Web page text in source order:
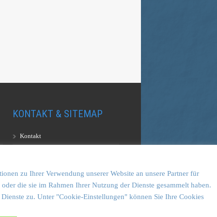
KONTAKT & SITEMAP
Kontakt
Vulkankultour-BUFF®
zu Ihrer Verwendung unserer Website an unsere Partner für
die sie im Rahmen Ihrer Nutzung der Dienste gesammelt haben.
zu. Unter "Cookie-Einstellungen" können Sie Ihre Cookies